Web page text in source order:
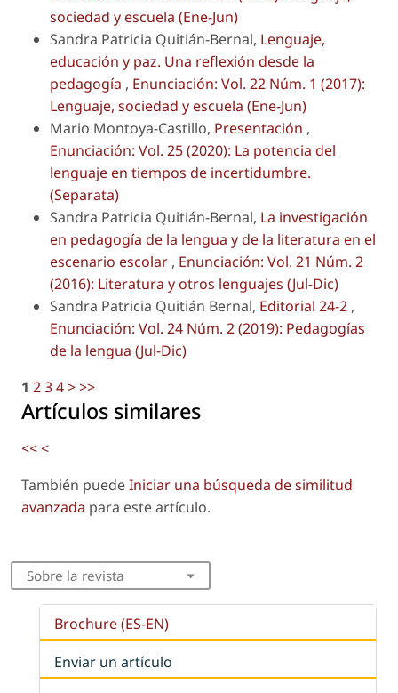
sociedad y escuela (Ene-Jun)
Sandra Patricia Quitián-Bernal, Lenguaje,
educación y paz. Una reflexión desde la
pedagogía , Enunciación: Vol. 22 Núm. 1 (2017):
Lenguaje, sociedad y escuela (Ene-Jun)
Mario Montoya-Castillo, Presentación ,
Enunciación: Vol. 25 (2020): La potencia del
lenguaje en tiempos de incertidumbre.
(Separata)
Sandra Patricia Quitián-Bernal, La investigación
en pedagogía de la lengua y de la literatura en el
escenario escolar , Enunciación: Vol. 21 Núm. 2
(2016): Literatura y otros lenguajes (Jul-Dic)
Sandra Patricia Quitián Bernal, Editorial 24-2 ,
Enunciación: Vol. 24 Núm. 2 (2019): Pedagogías
de la lengua (Jul-Dic)
1 234>>>
Artículos similares
<<<
También puedeIniciar una búsqueda de similitud
avanzada para este artículo.
Sobre la revista
Brochure (ES-EN)
Enviar un artículo